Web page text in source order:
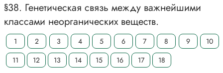
§38. Генетическая связь между важнейшими
классами неорганических веществ.
1 2 3 4 5 6 7 8 9
10
11
12 13 14 15 16 17 18